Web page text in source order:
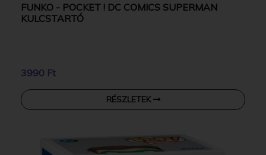
FUNKO - POCKET ! DC COMICS SUPERMAN
KULCSTARTÓ
3990 Ft
RÉSZLETEK